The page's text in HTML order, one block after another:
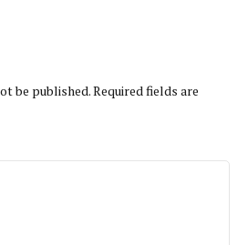
be published. Required fields are